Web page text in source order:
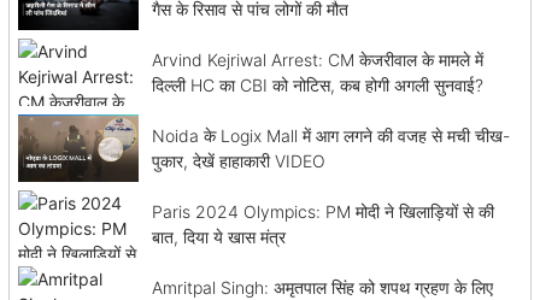
गैस के रिसाव से पांच लोगों की मौत
Arvind Kejriwal Arrest: CM केजरीवाल के मामले में
दिल्ली HC का CBI को नोटिस, कब होगी अगली सुनवाई?
Noida के Logix Mall में आग लगने की वजह से मची चीख-
पुकार, देखें हाहाकारी VIDEO
Paris 2024 Olympics: PM मोदी ने खिलाड़ियों से की
बात, दिया ये खास मंत्र
Amritpal Singh: अमृतपाल सिंह को शपथ ग्रहण के लिए